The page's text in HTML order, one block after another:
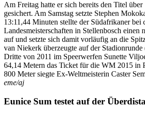
Am Freitag hatte er sich bereits den Titel
gesichert. Am Samstag setzte Stephen
13:11,44 Minuten stellte der Südafrikaner bei
Landesmeisterschaften in Stellenbosch einen
auf und setzte sich damit vorläufig an die
van Niekerk überzeugte auf der
Dritte von 2011 im Speerwerfen Sunette
64,14 Metern das Ticket für die WM 2015 in
800 Meter siegte Ex-Weltmeisterin Caster
eme/aj
Eunice Sum testet auf der